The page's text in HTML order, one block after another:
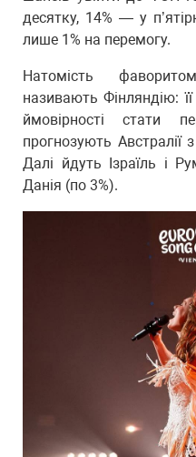
десятку, 14% — у
лише 1% на перемогу.
Натомість
називають Фінляндію:
ймовірності стати
прогнозують Австралії
Далі йдуть Ізраїль і
Данія (по 3%).